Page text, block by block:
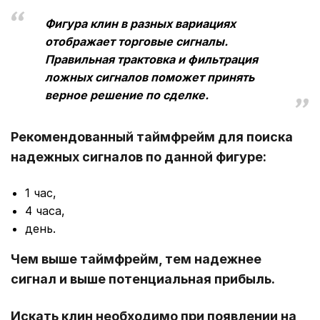
Фигура клин в разных вариациях
отображает торговые сигналы.
Правильная трактовка и фильтрация
ложных сигналов поможет принять
верное решение по сделке.
Рекомендованный таймфрейм для поиска
надежных сигналов по данной фигуре:
1 час,
4 часа,
день.
Чем выше таймфрейм, тем надежнее
сигнал и выше потенциальная прибыль.
Искать клин необходимо при появлении на